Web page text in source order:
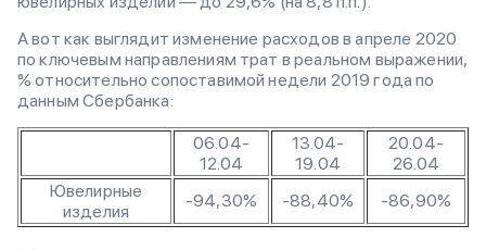
А вот как выглядит изменение расходов в апреле 2020
по ключевым направлениям трат в реальном выражении,
% относительно сопоставимой недели 2019 года по
данным Сбербанка:
06.04-
12.04
13.04-
19.04
20.04-
26.04
Ювелирные
изделия
-94,30% -88,40% -86,90%